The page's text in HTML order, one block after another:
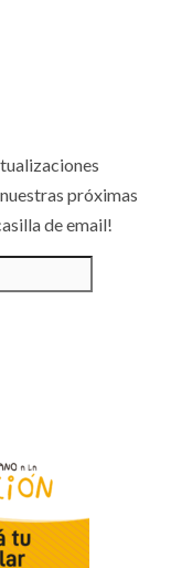
próximas
de email!